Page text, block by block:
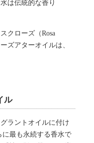
は伝統的な香り
クローズ（Rosa
ズアターオイルは、
ラントオイルに付け
最も永続する香水で